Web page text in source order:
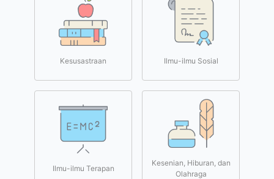
Kesusastraan Ilmu-ilmu Sosial
Ilmu-ilmu Terapan
Kesenian, Hiburan, dan
Olahraga